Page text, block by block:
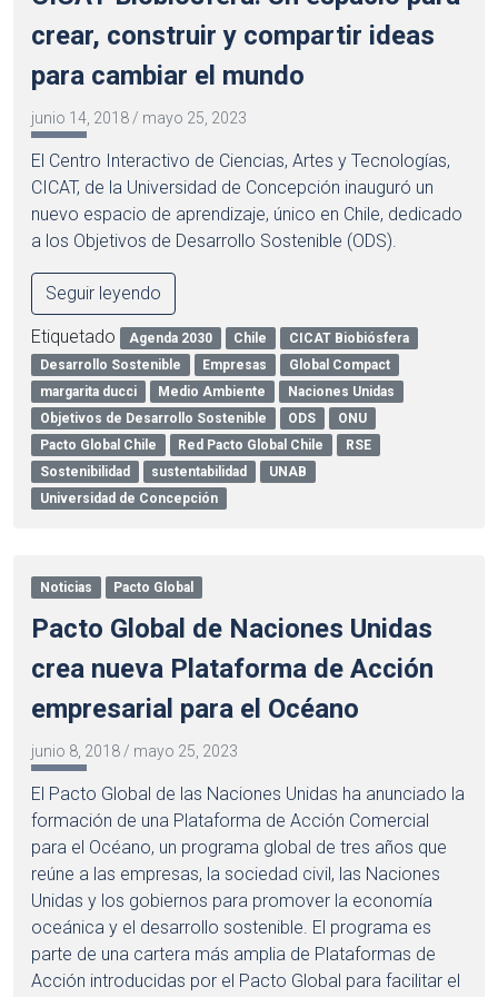
crear, construir y compartir ideas
para cambiar el mundo
junio 14, 2018 / mayo 25, 2023
El Centro Interactivo de Ciencias, Artes y Tecnologías,
CICAT, de la Universidad de Concepción inauguró un
nuevo espacio de aprendizaje, único en Chile, dedicado
a los Objetivos de Desarrollo Sostenible (ODS).
Seguir leyendo
Etiquetado Agenda 2030 Chile
CICAT Biobiósfera
Desarrollo Sostenible
Empresas
Global Compact
margarita ducci
Medio Ambiente
Naciones Unidas
Objetivos de Desarrollo Sostenible
ODS
ONU
Pacto Global Chile
Red Pacto Global Chile
RSE
Sostenibilidad
sustentabilidad
UNAB
Universidad de Concepción
Noticias Pacto Global
Pacto Global de Naciones Unidas
crea nueva Plataforma de Acción
empresarial para el Océano
junio 8, 2018 / mayo 25, 2023
El Pacto Global de las Naciones Unidas ha anunciado la
formación de una Plataforma de Acción Comercial
para el Océano, un programa global de tres años que
reúne a las empresas, la sociedad civil, las Naciones
Unidas y los gobiernos para promover la economía
oceánica y el desarrollo sostenible. El programa es
parte de una cartera más amplia de Plataformas de
Acción introducidas por el Pacto Global para facilitar el